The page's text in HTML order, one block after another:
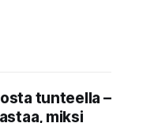
tunteella –
miksi